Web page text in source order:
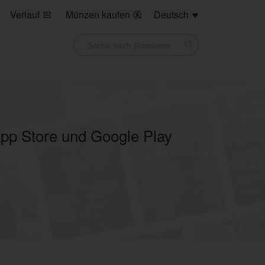
Verlauf  Münzen kaufen  Deutsch 
Store und Google Play